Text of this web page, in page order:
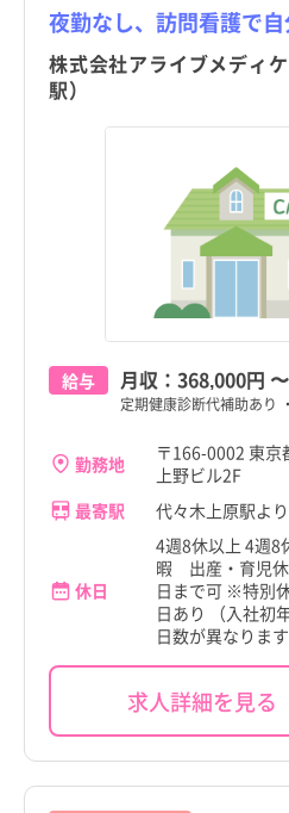
夜勤なし、訪問看護で
株式会社アライブメディ
駅）
給与 月収： 368,000円 〜
定期健康診断代補助あり
勤務地
〒166-0002 東
上野ビル2F
最寄駅
代々木上原駅よ
休日
4週8休以上 4週
暇 出産・育児
日まで可 ※特別
日あり （入社初
日数が異なりま
求人詳細を見る